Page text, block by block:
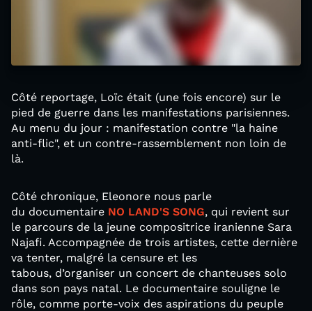
Côté reportage, Loïc était (une fois encore) sur le
pied de guerre dans les manifestations parisiennes.
Au menu du jour : manifestation contre "la haine
anti-flic", et un contre-rassemblement non loin de
là.
Côté chronique, Eleonore nous parle
du documentaire NO LAND'S SONG, qui revient sur
le parcours de la jeune compositrice iranienne Sara
Najafi. Accompagnée de trois artistes, cette dernière
va tenter, malgré la censure et les
tabous, d’organiser un concert de chanteuses solo
dans son pays natal. Le documentaire souligne le
rôle, comme porte-voix des aspirations du peuple